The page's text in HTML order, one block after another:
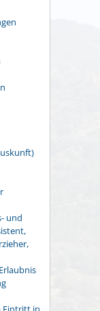
und